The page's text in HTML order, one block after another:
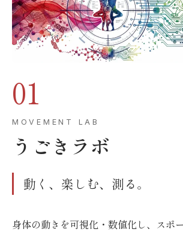
01
MOVEMENT LAB
うごきラボ
動く、楽しむ、測る。
身体の動きを可視化・数値化し、スポ